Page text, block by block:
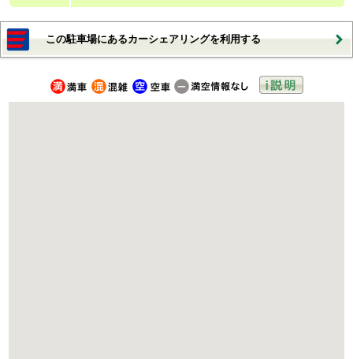
この駐車場にあるカーシェアリングを利用する